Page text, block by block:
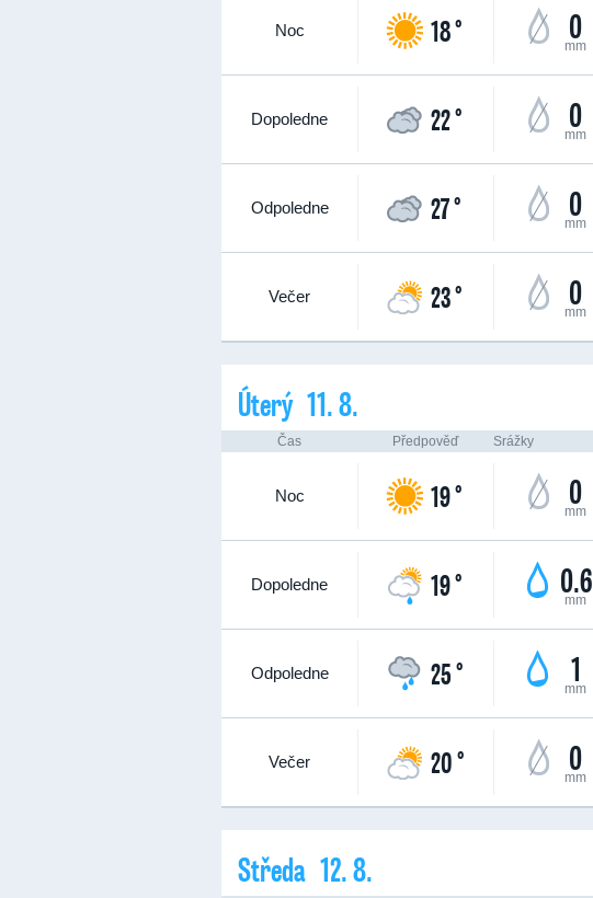
Noc 18 ° 0
mm
Dopoledne 22 ° 0
mm
Odpoledne 27 ° 0
mm
Večer 23 ° 0
mm
Úterý 11. 8.
Čas Předpověď Srážky
Noc 19 ° 0
mm
Dopoledne 19 ° 0.6
mm
Odpoledne 25 ° 1
mm
Večer 20 ° 0
mm
Středa 12. 8.